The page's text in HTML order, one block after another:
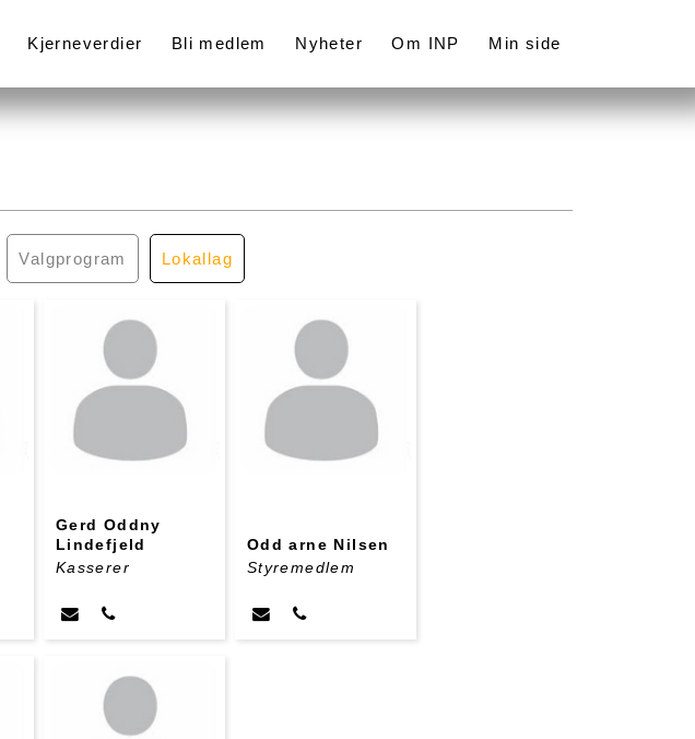
Kjerneverdier Bli medlem Nyheter Om INP Min side
Valgprogram Lokallag
Gerd Oddny
Lindefjeld
Kasserer
Odd arne Nilsen
Styremedlem